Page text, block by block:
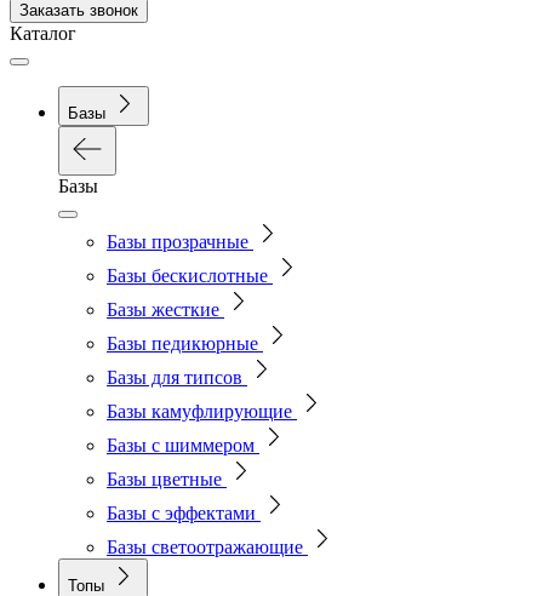
Заказать звонок
Каталог
Базы
Базы
Базы прозрачные
Базы бескислотные
Базы жесткие
Базы педикюрные
Базы для типсов
Базы камуфлирующие
Базы с шиммером
Базы цветные
Базы с эффектами
Базы светоотражающие
Топы